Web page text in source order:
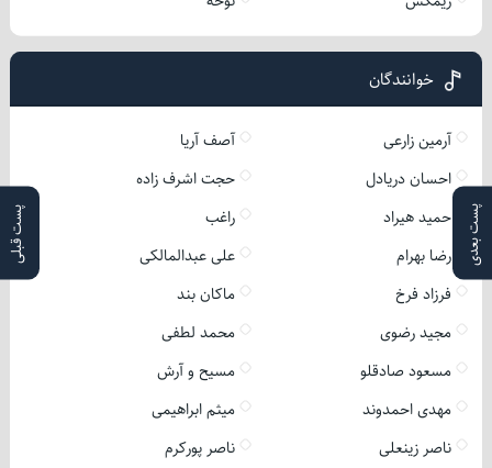
پست بعدی پست قبلی
خوانندگان
آرمین زارعی
آصف آریا
احسان دریادل
حجت اشرف زاده
حمید هیراد
راغب
رضا بهرام
علی عبدالمالکی
فرزاد فرخ
ماکان بند
مجید رضوی
محمد لطفی
مسعود صادقلو
مسیح و آرش
مهدی احمدوند
میثم ابراهیمی
ناصر زینعلی
ناصر پورکرم